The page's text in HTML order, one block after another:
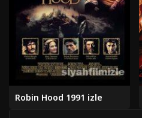
Robin Hood 1991 izle